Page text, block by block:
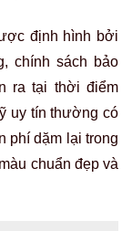
định hình bởi
chính sách bảo
ra tại thời điểm
uy tín thường có
phí dặm lại trong
chuẩn đẹp và